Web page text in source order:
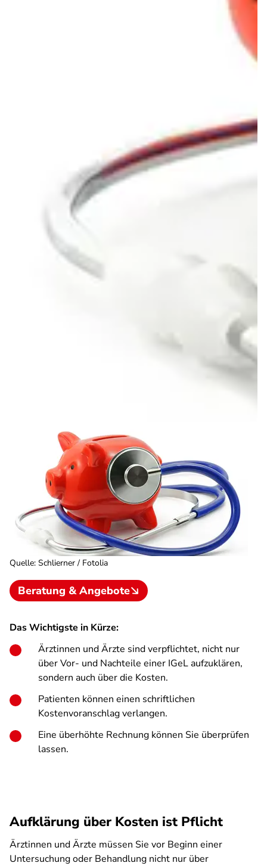
Quelle: Schlierner / Fotolia
Beratung & Angebote
Das Wichtigste in Kürze:
Ärztinnen und Ärzte sind verpflichtet, nicht nur
über Vor- und Nachteile einer IGeL aufzuklären,
sondern auch über die Kosten.
Patienten können einen schriftlichen
Kostenvoranschlag verlangen.
Eine überhöhte Rechnung können Sie überprüfen
lassen.
Aufklärung über Kosten ist Pflicht
Ärztinnen und Ärzte müssen Sie vor Beginn einer
Untersuchung oder Behandlung nicht nur über